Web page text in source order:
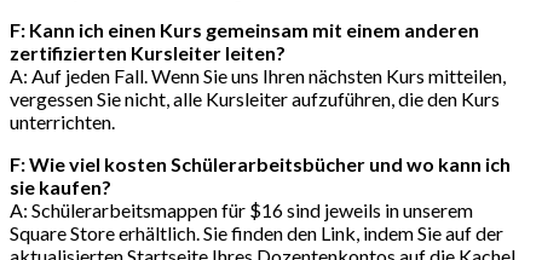
F: Kann ich einen Kurs gemeinsam mit einem anderen
zertifizierten Kursleiter leiten?
A: Auf jeden Fall. Wenn Sie uns Ihren nächsten Kurs mitteilen,
vergessen Sie nicht, alle Kursleiter aufzuführen, die den Kurs
unterrichten.
F: Wie viel kosten Schülerarbeitsbücher und wo kann ich
sie kaufen?
A: Schülerarbeitsmappen für $16 sind jeweils in unserem
Square Store erhältlich. Sie finden den Link, indem Sie auf der